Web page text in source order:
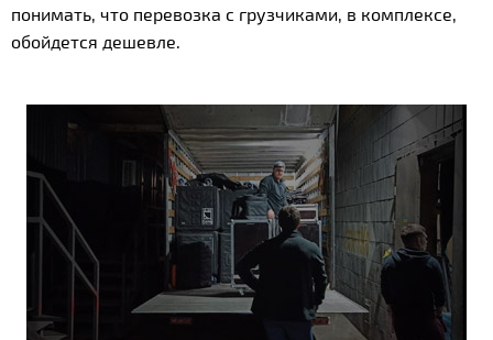
понимать, что перевозка с грузчиками, в комплексе,
обойдется дешевле.